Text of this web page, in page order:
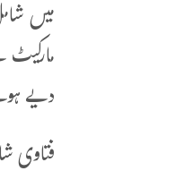
میں
دیے
فتاوی شامی